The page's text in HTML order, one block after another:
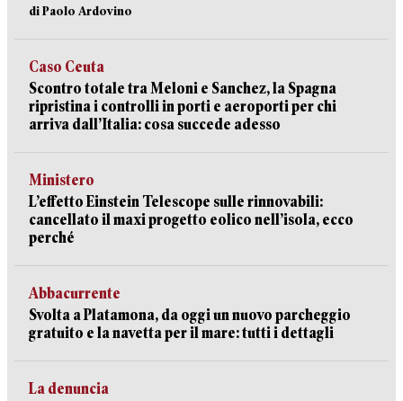
di Paolo Ardovino
Caso Ceuta
Scontro totale tra Meloni e Sanchez, la Spagna
ripristina i controlli in porti e aeroporti per chi
arriva dall’Italia: cosa succede adesso
Ministero
L’effetto Einstein Telescope sulle rinnovabili:
cancellato il maxi progetto eolico nell’isola, ecco
perché
Abbacurrente
Svolta a Platamona, da oggi un nuovo parcheggio
gratuito e la navetta per il mare: tutti i dettagli
La denuncia